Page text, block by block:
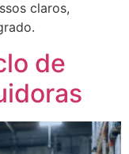
claros,
de